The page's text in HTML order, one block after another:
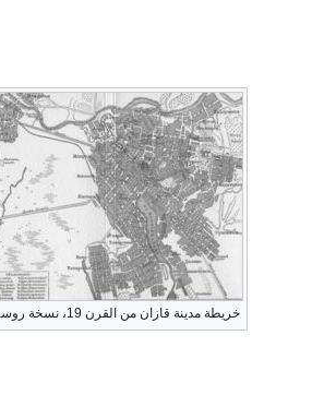
خريطة مدينة قازان من القرن 19، نسخة روسية.